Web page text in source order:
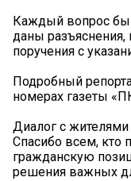
Каждый вопрос
даны разъяснения,
поручения с
Подробный
номерах газеты
Диалог с
Спасибо всем, кто
гражданскую
решения важных